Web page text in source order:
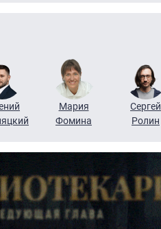
Мария
Фомина
Сергей
Ролин